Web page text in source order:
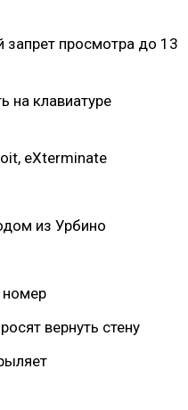
запрет просмотра до 13
на клавиатуре
eXterminate
из Урбино
вернуть стену